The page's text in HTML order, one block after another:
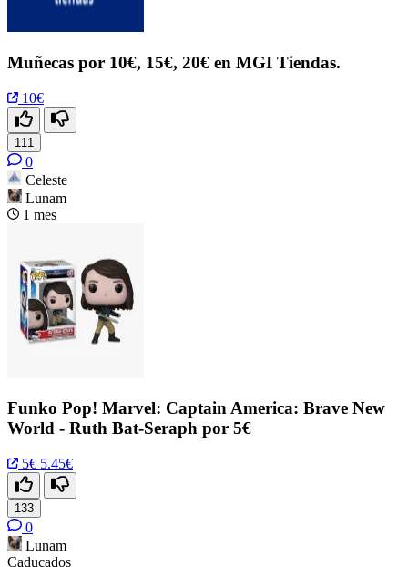
Muñecas por 10€, 15€, 20€ en MGI Tiendas.
10€
111
0
Celeste
Lunam
1 mes
Funko Pop! Marvel: Captain America: Brave New
World - Ruth Bat-Seraph por 5€
5€ 5.45€
133
0
Lunam
Caducados